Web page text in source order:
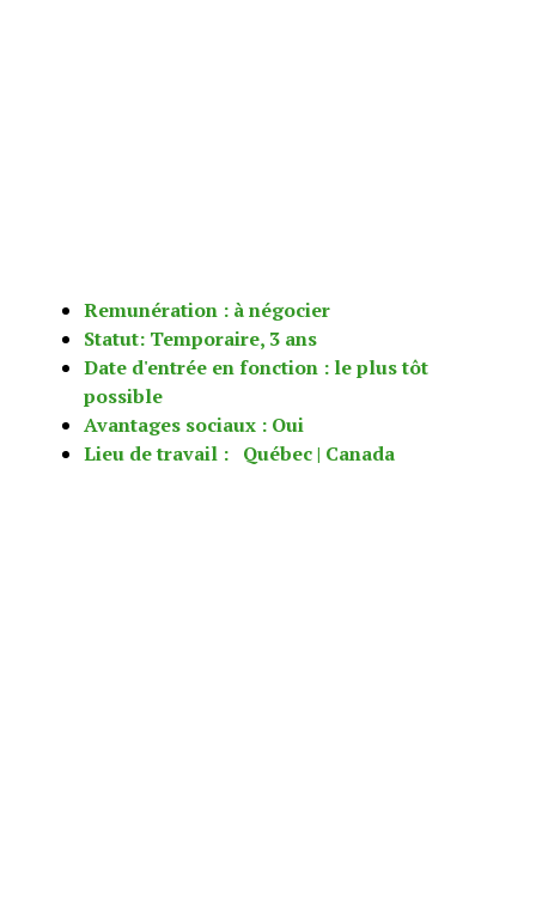
Remunération : à négocier
Statut: Temporaire, 3 ans
Date d'entrée en fonction : le plus tôt
possible
Avantages sociaux : Oui
Lieu de travail : Québec | Canada